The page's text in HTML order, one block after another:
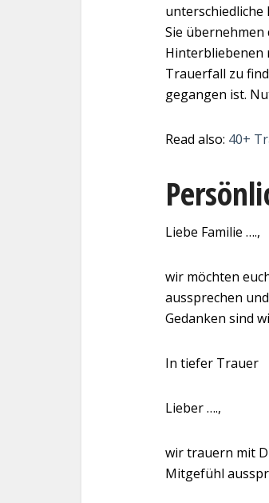
Sie
Hinterbliebenen
Trauerfall zu
gegangen ist.
Read also: 40+
Liebe Familie ….,
wir möchten
aussprechen
Gedanken sind
In tiefer Trauer
Lieber ….,
wir trauern mit
Mitgefühl